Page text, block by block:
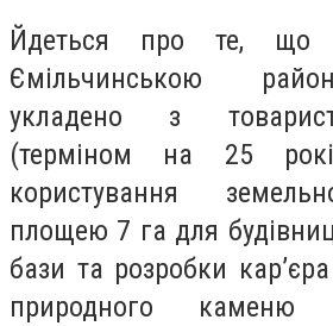
Йдеться про те, що
Ємільчинською
укладено з
(терміном на 25
користування
площею 7 га для
бази та розробки
природного каменю